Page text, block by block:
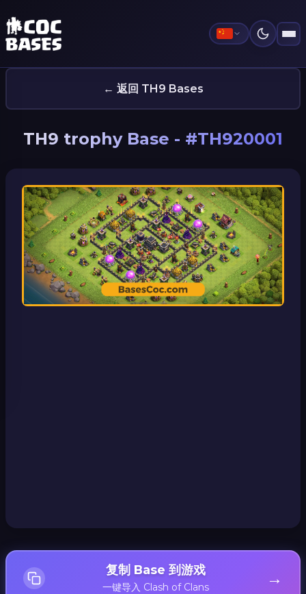
← 返回 TH9 Bases
TH9 trophy Base - #TH920001
复制 Base 到游戏
一键导入 Clash of Clans →